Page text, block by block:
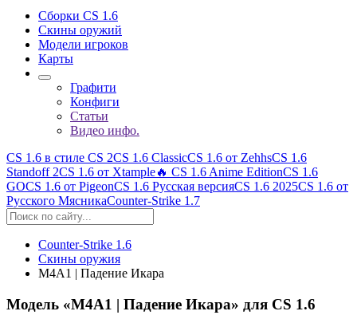
Сборки CS 1.6
Скины оружий
Модели игроков
Карты
Графити
Конфиги
Статьи
Видео инфо.
CS 1.6 в стиле CS 2CS 1.6 ClassicCS 1.6 от ZehhsCS 1.6
Standoff 2CS 1.6 от Xtample🔥 CS 1.6 Anime EditionCS 1.6
GOCS 1.6 от PigeonCS 1.6 Русская версияCS 1.6 2025CS 1.6 от
Русского МясникаCounter-Strike 1.7
Counter-Strike 1.6
Скины оружия
M4A1 | Падение Икара
Модель «M4A1 | Падение Икара» для CS 1.6